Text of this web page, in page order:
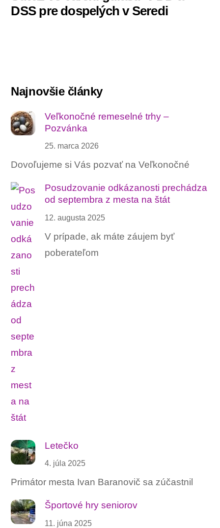
DSS pre dospelých v Seredi
Najnovšie články
Veľkonočné remeselné trhy –
Pozvánka
25. marca 2026
Dovoľujeme si Vás pozvať na Veľkonočné
Posudzovanie odkázanosti prechádza
od septembra z mesta na štát
12. augusta 2025
V prípade, ak máte záujem byť
poberateľom
Letečko
4. júla 2025
Primátor mesta Ivan Baranovič sa zúčastnil
Športové hry seniorov
11. júna 2025